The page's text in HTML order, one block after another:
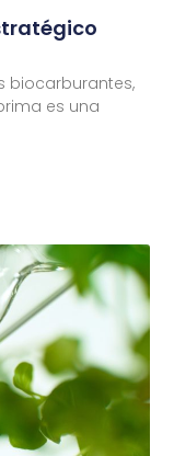
biocarburantes,
es una